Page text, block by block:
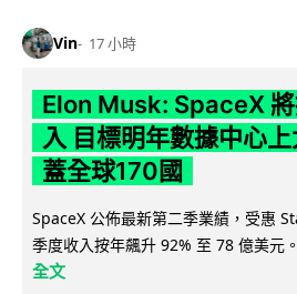
Vin 17 小時
Elon Musk: SpaceX
入 目標明年數據中心
蓋全球170國
SpaceX 公佈最新第二季業績，受惠
季度收入按年飆升 92% 至 78 億美元
全文